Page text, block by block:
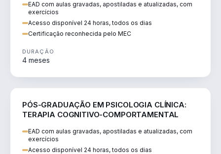
EAD com aulas gravadas, apostiladas e atualizadas, com
exercícios
Acesso disponível 24 horas, todos os dias
Certificação reconhecida pelo MEC
DURAÇÃO
4 meses
PÓS-GRADUAÇÃO EM PSICOLOGIA CLÍNICA:
TERAPIA COGNITIVO-COMPORTAMENTAL
EAD com aulas gravadas, apostiladas e atualizadas, com
exercícios
Acesso disponível 24 horas, todos os dias